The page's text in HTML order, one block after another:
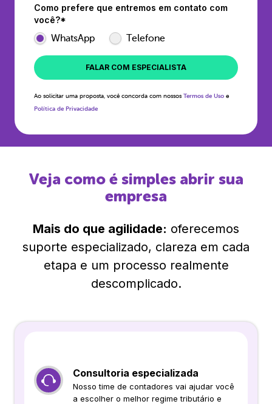
Como prefere que entremos em contato com
você?*
WhatsApp Telefone
FALAR COM ESPECIALISTA
Ao solicitar uma proposta, você concorda com nossos Termos de Uso e
Política de Privacidade
Veja como é simples abrir sua
empresa
Mais do que agilidade: oferecemos
suporte especializado, clareza em cada
etapa e um processo realmente
descomplicado.
Consultoria especializada
Nosso time de contadores vai ajudar você
a escolher o melhor regime tributário e